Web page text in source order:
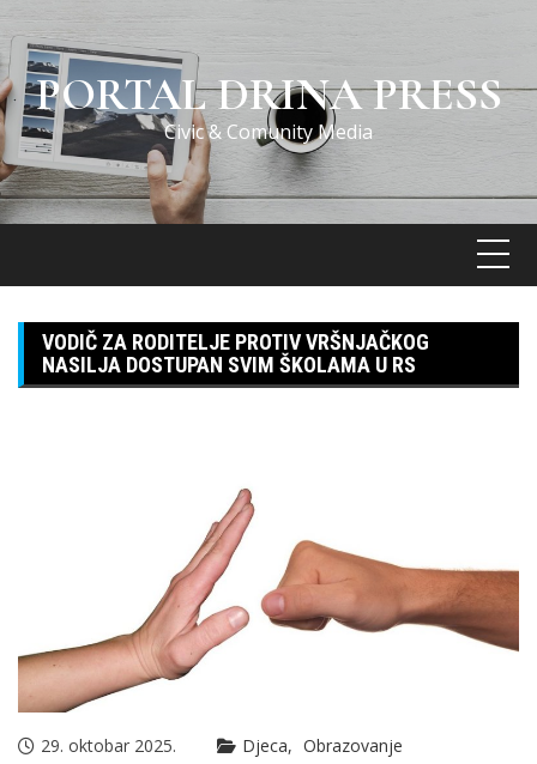
Skip
to
contentPORTAL DRINA PRESS
Civic & Comunity Media
VODIČ ZA RODITELJE PROTIV VRŠNJAČKOG
NASILJA DOSTUPAN SVIM ŠKOLAMA U RS
29. oktobar 2025. Djeca Obrazovanje